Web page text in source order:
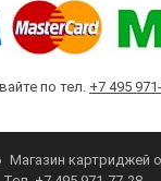
по тел. +7 495
Магазин картриджей